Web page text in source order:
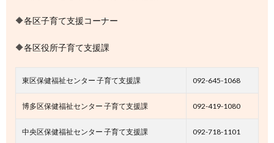
🔶各区子育て支援コーナー
🔶各区役所子育て支援課
東区保健福祉センター 子育て支援課 092-645-1068
博多区保健福祉センター 子育て支援課 092-419-1080
中央区保健福祉センター 子育て支援課 092-718-1101